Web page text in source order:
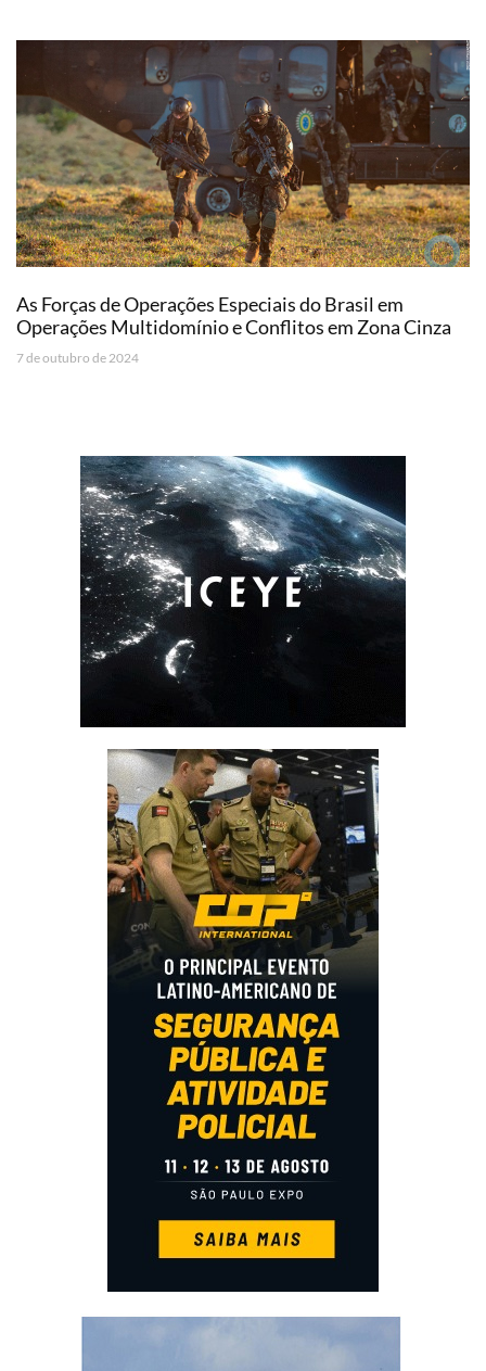
As Forças de Operações Especiais do Brasil em
Operações Multidomínio e Conflitos em Zona Cinza
7 de outubro de 2024